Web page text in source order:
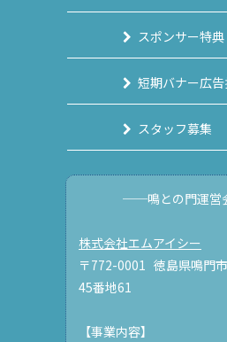
スポンサー特
短期バナー広
スタッフ募集
──鳴との門運
株式会社エムアイシー
〒772-0001 徳島県鳴門
45番地61
【事業内容】